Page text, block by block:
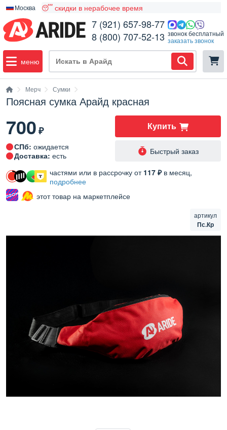
Москва 😴 скидки в нерабочее время
7 (921) 657-98-77
8 (800) 707-52-13 звонок бесплатный
заказать звонок
меню
Мерч Сумки
Поясная сумка Арайд красная
артикул
Пс.Кр
700₽ Купить
Быстрый заказ
частями или в рассрочку от 117 ₽в месяц,
подробнее
этот товар на маркетплейсе
СПб: ожидается
Доставка: есть